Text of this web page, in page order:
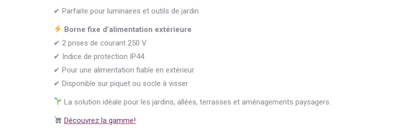
✔ Parfaite pour luminaires et outils de jardin
Borne fixe d’alimentation extérieure
✔ 2 prises de courant 250 V
✔ Indice de protection IP44
✔ Pour une alimentation fiable en extérieur
✔ Disponible sur piquet ou socle à visser
La solution idéale pour les jardins, allées, terrasses et aménagements paysagers.
Découvrez la gamme!